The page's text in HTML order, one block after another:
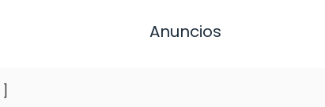
Anuncios